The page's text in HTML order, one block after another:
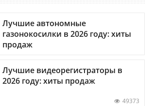
Лучшие автономные
газонокосилки в 2026 году: хиты
продаж
Лучшие видеорегистраторы в
2026 году: хиты продаж
49373